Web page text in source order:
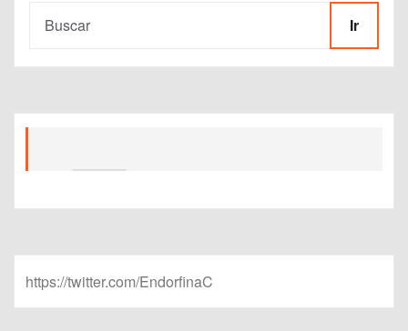
Ir
https://twitter.com/EndorfinaC